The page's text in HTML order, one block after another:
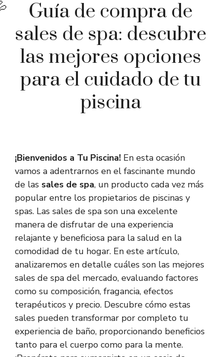
Guía de compra de
sales de spa: descubre
las mejores opciones
para el cuidado de tu
piscina
¡Bienvenidos a Tu Piscina! En esta ocasión
vamos a adentrarnos en el fascinante mundo
de las sales de spa, un producto cada vez más
popular entre los propietarios de piscinas y
spas. Las sales de spa son una excelente
manera de disfrutar de una experiencia
relajante y beneficiosa para la salud en la
comodidad de tu hogar. En este artículo,
analizaremos en detalle cuáles son las mejores
sales de spa del mercado, evaluando factores
como su composición, fragancia, efectos
terapéuticos y precio. Descubre cómo estas
sales pueden transformar por completo tu
experiencia de baño, proporcionando beneficios
tanto para el cuerpo como para la mente.